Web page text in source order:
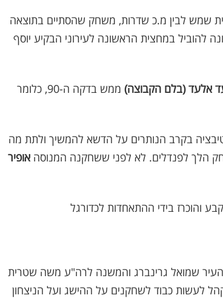
בית שמש לבין מ.כ שדרות, משחק שהסתיים בתוצאה
להוביל במחצית הראשונה לעירוני הבקיע יוסף
אלעד (בלם הקבוצה)
ממש בדקה ה-90, כלומר
בקרב הנותרים על הדשא להמשיך ולתת מה
הלך לפנדלים. לא לפני ששחקנה המנוסהאופיר
שמואל גרינברג והמשנה לרה"ע משה שטרית
לעשות כבוד לשחקנים על ההישג ועל הניצחון